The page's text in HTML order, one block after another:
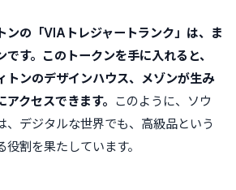
ンの「VIAトレジャートランク」は、ま
す。このトークンを手に入れると、
トンのデザインハウス、メゾンが生み
クセスできます。 このように、ソウ
、デジタルな世界でも、高級品という
割を果たしています。